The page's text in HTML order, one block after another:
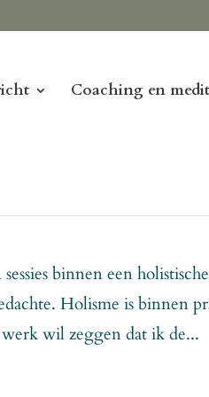
Coaching en
binnen een
Holisme is binnen
wil zeggen dat ik de...